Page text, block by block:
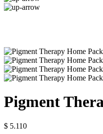
Pigment
$ 5.110